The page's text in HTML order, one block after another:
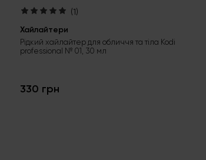
(1)
Хайлайтери
Рідкий хайлайтер для обличчя та тіла Kodi
professional № 01, 30 мл
330 грн